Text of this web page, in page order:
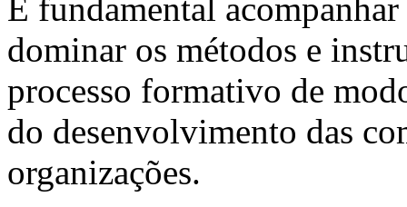
É fundamental
dominar os métodos e
processo formativo de
do desenvolvimento das
organizações.